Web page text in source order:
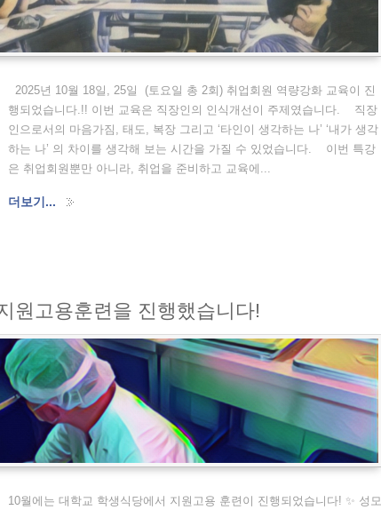
2025년 10월 18일, 25일 (토요일 총 2회) 취업회원 역량강화 교육이 진
행되었습니다.!! 이번 교육은 직장인의 인식개선이 주제였습니다. 직장
인으로서의 마음가짐, 태도, 복장 그리고 ‘타인이 생각하는 나’ ‘내가 생각
하는 나’ 의 차이를 생각해 보는 시간을 가질 수 있었습니다. 이번 특강
은 취업회원뿐만 아니라, 취업을 준비하고 교육에...
더보기...
원고용훈련을 진행했습니다!
10월에는 대학교 학생식당에서 지원고용 훈련이 진행되었습니다! ✨ 성모